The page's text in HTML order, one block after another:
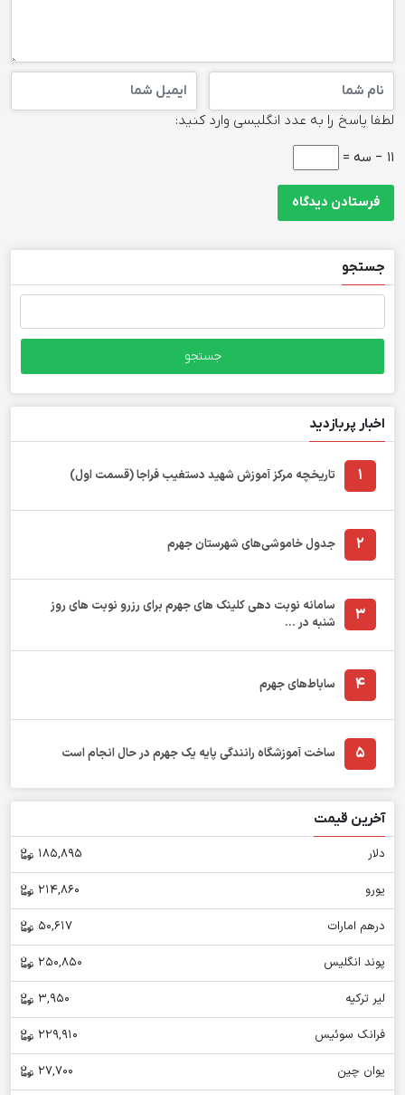
لطفا پاسخ را به عدد انگلیسی وارد کنید:
11 − سه =
جستجو
برای:
اخبار پربازدید
1 تاریخچه مرکز آموزش شهید دستغیب فراجا (قسمت اول)
2 جدول خاموشی‌های شهرستان جهرم
3
سامانه نوبت دهی کلینک های جهرم برای رزرو نوبت های روز
شنبه در ...
4 ساباط‌های جهرم
5 ساخت آموزشگاه رانندگی پایه یک جهرم در حال انجام است
آخرین قیمت
دلار
185,895
یورو
214,860
درهم امارات
50,617
پوند انگلیس
250,850
لیر ترکیه
3,950
فرانک سوئیس
229,910
یوان چین
27,700